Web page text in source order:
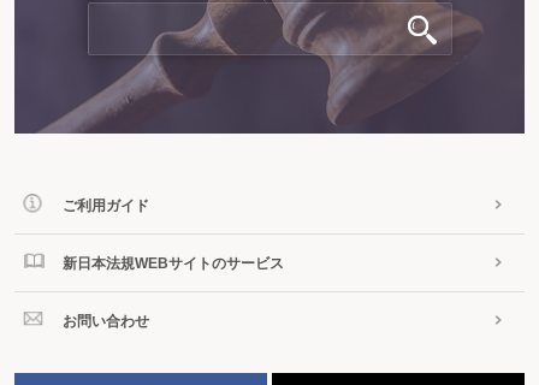
ご利用ガイド
新日本法規WEBサイトのサービス
お問い合わせ